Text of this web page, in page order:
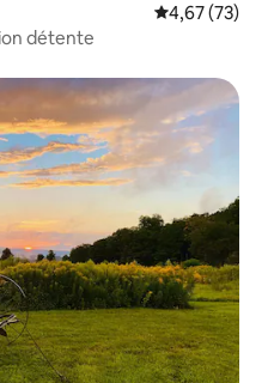
Évaluation
4,67 (73)
détente